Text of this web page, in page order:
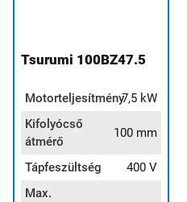
Tsurumi 100BZ47.5
Motorteljesítmény7,5 kW
Kifolyócső
átmérő
100 mm
Tápfeszültség
400 V
Max.